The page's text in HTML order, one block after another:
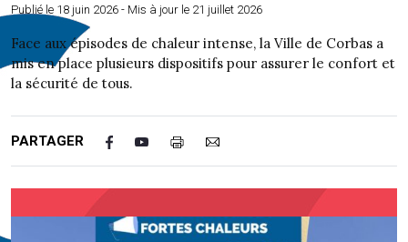
Publié le 18 juin 2026 - Mis à jour le 21 juillet 2026
Face aux épisodes de chaleur intense, la Ville de Corbas a
mis en place plusieurs dispositifs pour assurer le confort et
la sécurité de tous.
PARTAGER